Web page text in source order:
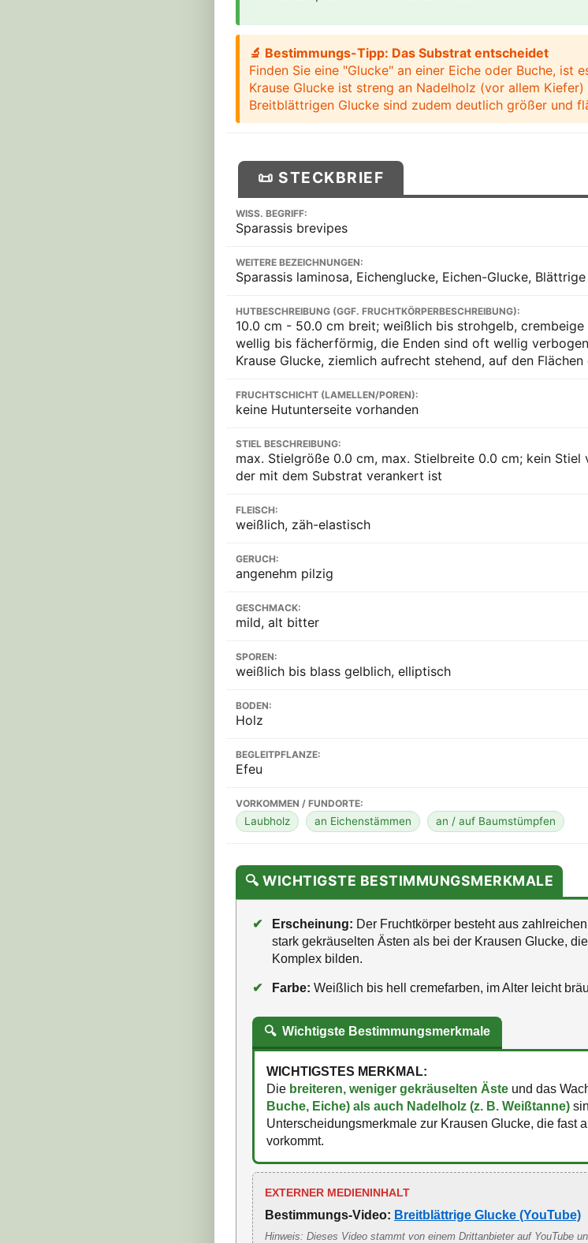
🔬 Bestimmungs-Tipp: Das Substrat entscheidet
Finden Sie eine "Glucke" an einer Eiche oder Buche,
Krause Glucke ist streng an Nadelholz (vor allem
Breitblättrigen Glucke sind zudem deutlich größer und
📜 STECKBRIEF
WISS. BEGRIFF:
Sparassis brevipes
WEITERE BEZEICHNUNGEN:
Sparassis laminosa, Eichenglucke, Eichen-Glucke,
HUTBESCHREIBUNG (GGF. FRUCHTKÖRPERBESCHREIBUNG):
10.0 cm - 50.0 cm breit; weißlich bis strohgelb,
wellig bis fächerförmig, die Enden sind oft wellig
Krause Glucke, ziemlich aufrecht stehend, auf den
FRUCHTSCHICHT (LAMELLEN/POREN):
keine Hutunterseite vorhanden
STIEL BESCHREIBUNG:
max. Stielgröße 0.0 cm, max. Stielbreite 0.0 cm; kein Stiel
der mit dem Substrat verankert ist
FLEISCH:
weißlich, zäh-elastisch
GERUCH:
angenehm pilzig
GESCHMACK:
mild, alt bitter
SPOREN:
weißlich bis blass gelblich, elliptisch
BODEN:
Holz
BEGLEITPFLANZE:
Efeu
VORKOMMEN / FUNDORTE:
Laubholz an Eichenstämmen an / auf Baumstümpfen
🔍 WICHTIGSTE BESTIMMUNGSMERKMALE
✔ Erscheinung: Der Fruchtkörper besteht aus
stark gekräuselten Ästen als bei der Krausen Glucke,
Komplex bilden.
✔ Farbe: Weißlich bis hell cremefarben, im Alter leicht
🔍 Wichtigste Bestimmungsmerkmale
WICHTIGSTES MERKMAL:
Die breiteren, weniger gekräuselten Äste und das
Buche, Eiche) als auch Nadelholz (z. B. Weißtanne)
Unterscheidungsmerkmale zur Krausen Glucke, die fast
vorkommt.
EXTERNER MEDIENINHALT
Bestimmungs-Video: Breitblättrige Glucke (YouTube)
Hinweis: Dieses Video stammt von einem Drittanbieter auf YouTube